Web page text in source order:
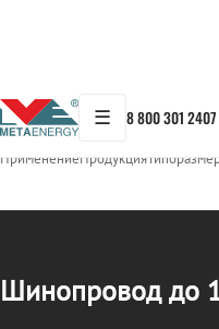
☰ 8 800 301 2407
← Продукция/ШИНОПРОВОД
ПрименениеПродукция
Шинопровод до